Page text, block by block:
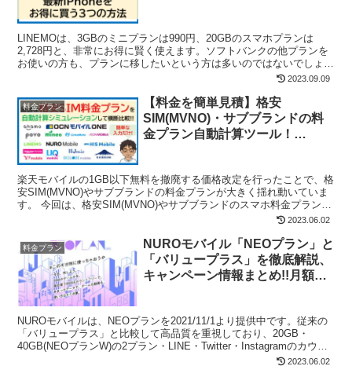
LINEMOは、3GBのミニプランは990円、20GBのスマホプランは
2,728円と、非常にお得に賢く使えます。ソフトバンクの他プランを
お使いの方も、プランに移したいという方は多いのではないでしょう
2023.09.09
料金プラン
【料金を簡単見積】格安
SIM(MVNO)・サブブランドの料
金プラン自動計算ツール！
楽天モバイルの1GB以下無料を撤廃する価格改定を行ったことで、格
安SIM(MVNO)やサブブランドの料金プランが大きく揺れ動いていま
す。 今回は、格安SIM(MVNO)やサブブランドのスマホ料金プランを
2023.06.02
料金プラン
NUROモバイル「NEOプラン」と
「バリュープラス」を徹底解説、
キャンペーン情報まとめ!!月額半
NUROモバイルは、NEOプランを2021/11/1より提供中です。従来の
「バリュープラス」と比較して高品質を重視しており、20GB・
40GB(NEOプランW)の2プラン・LINE・Twitter・Instagramのカウン
2023.06.02